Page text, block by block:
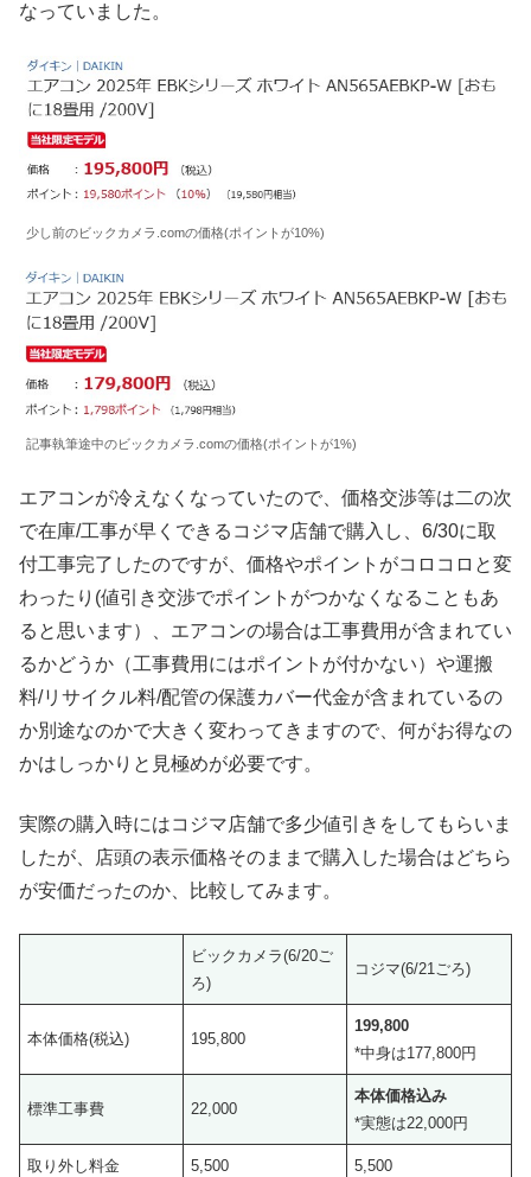
なっていました。
少し前のビックカメラ.comの価格(ポイントが10%)
記事執筆途中のビックカメラ.comの価格(ポイントが1%)
エアコンが冷えなくなっていたので、価格交渉等は二の次
で在庫/工事が早くできるコジマ店舗で購入し、6/30に取
付工事完了したのですが、価格やポイントがコロコロと変
わったり(値引き交渉でポイントがつかなくなることもあ
ると思います）、エアコンの場合は工事費用が含まれてい
るかどうか（工事費用にはポイントが付かない）や運搬
料/リサイクル料/配管の保護カバー代金が含まれているの
か別途なのかで大きく変わってきますので、何がお得なの
かはしっかりと見極めが必要です。
実際の購入時にはコジマ店舗で多少値引きをしてもらいま
したが、店頭の表示価格そのままで購入した場合はどちら
が安価だったのか、比較してみます。
ビックカメラ(6/20ご
ろ)
コジマ(6/21ごろ)
本体価格(税込) 195,800
199,800
*中身は177,800円
標準工事費 22,000
本体価格込み
*実態は22,000円
取り外し料金 5,500 5,500